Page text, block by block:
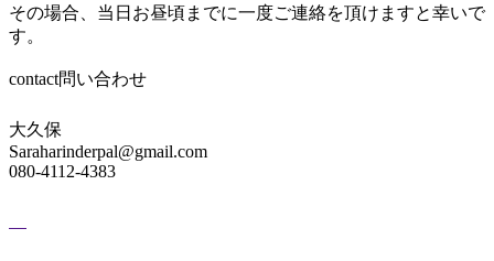
その場合、当日お昼頃までに一度ご連絡を頂けますと幸いで
す。
contact問い合わせ
大久保
Saraharinderpal@gmail.com
080-4112-4383